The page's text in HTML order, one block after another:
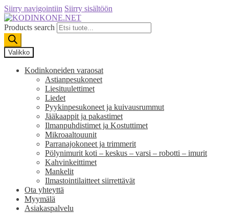
Siirry navigointiin Siirry sisältöön
Products search
Valikko
Kodinkoneiden varaosat
Astianpesukoneet
Liesituulettimet
Liedet
Pyykinpesukoneet ja kuivausrummut
Jääkaappit ja pakastimet
Ilmanpuhdistimet ja Kostuttimet
Mikroaaltouunit
Parranajokoneet ja trimmerit
Pölynimurit koti – keskus – varsi – robotti – imurit
Kahvinkeittimet
Mankelit
Ilmastointilaitteet siirrettävät
Ota yhteyttä
Myymälä
Asiakaspalvelu